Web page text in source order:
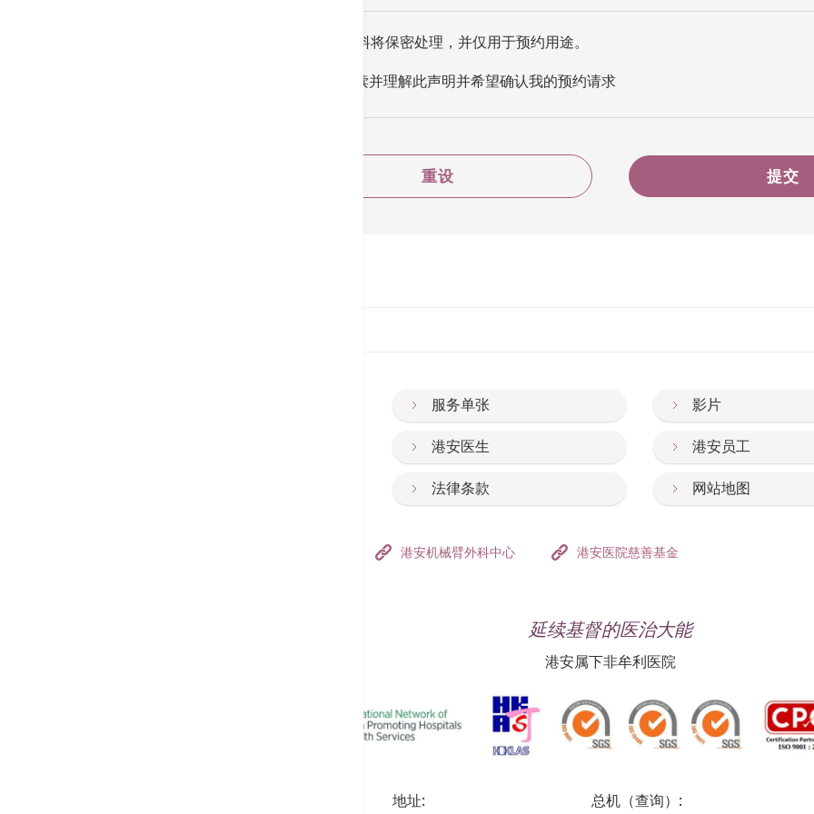
所收集的资料将保密处理，并仅用于预约用途。
我已阅读并理解此声明并希望确认我的预约请求
提交
重设
服务单张 影片
港安医生 港安员工
法律条款 网站地图
港安机械臂外科中心 港安医院慈善基金
延续基督的医治大能
港安属下非牟利医院
地址: 总机（查询）: